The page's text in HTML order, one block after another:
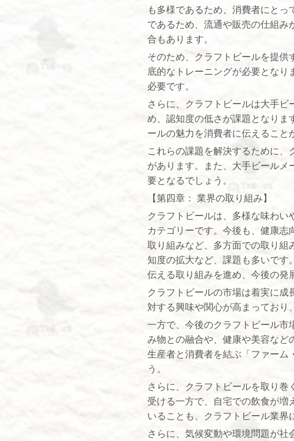
も多様であるため、消費者にと
であるため、流通や販売の仕組
合もあります。
そのため、クラフトビールを提
底的なトレーニングが必要とな
必要です。
さらに、クラフトビールは大手
め、認知度の低さが課題となり
ールの魅力を消費者に伝えること
これらの課題を解決するために
があります。また、大手ビール
要となるでしょう。
【第四章： 業界の取り組み】
クラフトビールは、多様な味わ
カテゴリーです。今後も、健康
取り組みなど、多方面での取り
知度の拡大など、課題も多いです
伝える取り組みを進め、今後の発
クラフトビールの市場は着実に
対する興味や関心が高まっており
一方で、今後のクラフトビール市
み物との融合や、健康や美容な
生産者と消費者を結ぶ「ファーム
う。
さらに、クラフトビールを取り
受ける一方で、自宅での飲食が
いることも、クラフトビール業界
さらに、気候変動や環境問題が